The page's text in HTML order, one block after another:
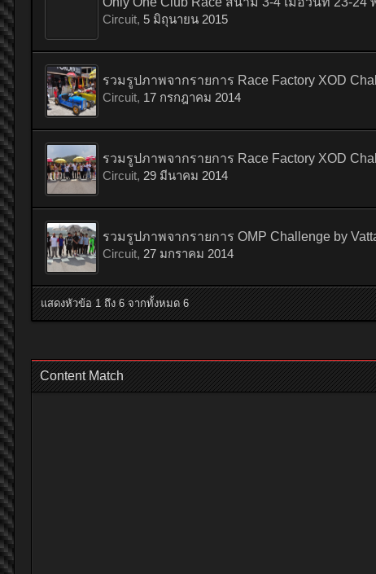
Circuit, 5 มิถุนายน 2015
รวมรูปภาพจากรายการ Race Factory XOD
Circuit, 17 กรกฎาคม 2014
รวมรูปภาพจากรายการ Race Factory XOD
Circuit, 29 มีนาคม 2014
รวมรูปภาพจากรายการ OMP Challenge by
Circuit, 27 มกราคม 2014
แสดงหัวข้อ 1 ถึง 6 จากทั้งหมด 6
Content Match